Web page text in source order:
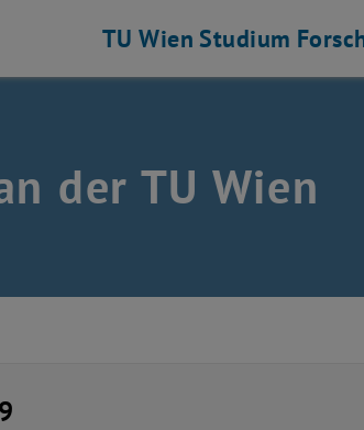
TU Wien Studium
der TU Wien